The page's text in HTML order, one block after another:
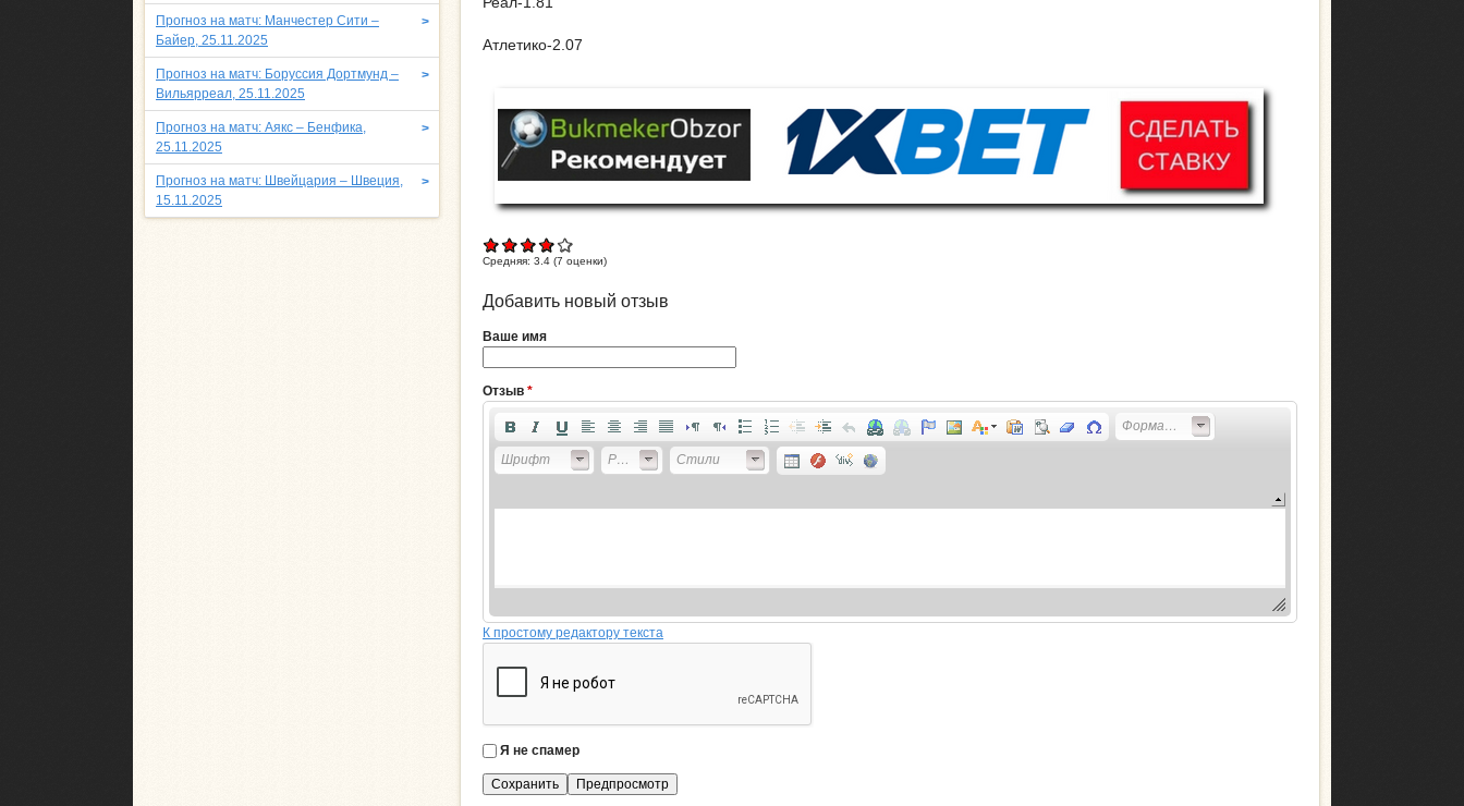
Атлетико-2.07
Средняя: 3.4 (7 оценки)
Добавить новый отзыв
Ваше имя
Отзыв *
Форматирование
Шрифт Размер Стили
К простому редактору текста
Я
с
Я не спамер
>
Прогноз на матч: Манчестер Сити –
Байер, 25.11.2025
>
Прогноз на матч: Боруссия Дортмунд –
Вильярреал, 25.11.2025
>
Прогноз на матч: Аякс – Бенфика,
25.11.2025
>
Прогноз на матч: Швейцария – Швеция,
15.11.2025